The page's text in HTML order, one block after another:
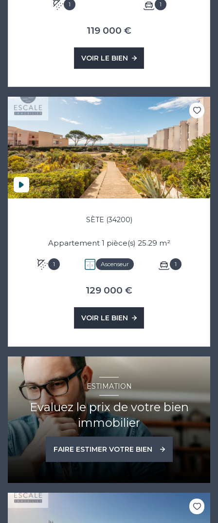
1 1
119 000 €
VOIR LE BIEN
SÈTE (34200)
Appartement 1 pièce(s) 25.29 m²
1 Ascenseur 1
129 000 €
VOIR LE BIEN
ESTIMATION
Evaluez le prix de votre bien
immobilier
FAIRE ESTIMER VOTRE BIEN